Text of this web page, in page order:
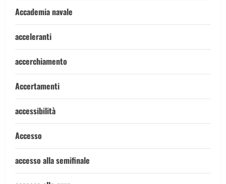
Accademia navale
acceleranti
accerchiamento
Accertamenti
accessibilità
Accesso
accesso alla semifinale